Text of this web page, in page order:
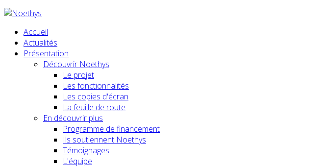
Accueil
Actualités
Présentation
Découvrir Noethys
Le projet
Les fonctionnalités
Les copies d'écran
La feuille de route
En découvrir plus
Programme de financement
Ils soutiennent Noethys
Témoignages
L'équipe